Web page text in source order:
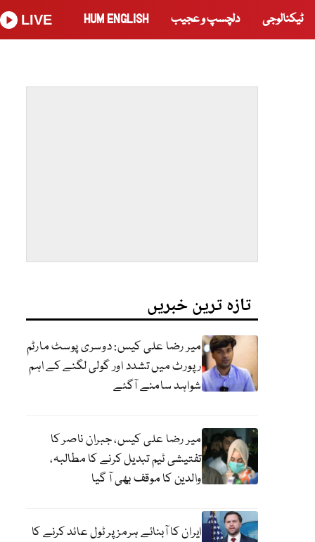
ٹیکنالوجی دلچسپ و عجیب HUM ENGLISH
LIVE
تازہ ترین خبریں
میر رضا علی کیس: دوسری پوسٹ مارٹم
رپورٹ میں تشدد اور گولی لگنے کے اہم
شواہد سامنے آگئے
میر رضا علی کیس، جبران ناصر کا
تفتیشی ٹیم تبدیل کرنے کا مطالبہ،
والدین کا موقف بھی آ گیا
ایران کا آبنائے ہرمز پر ٹول عائد کرنے کا